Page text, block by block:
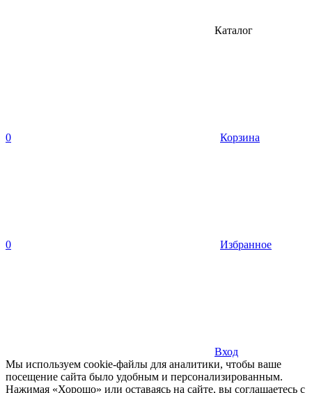
Каталог
0 Корзина
0 Избранное
Вход
Мы используем cookie-файлы для аналитики, чтобы ваше
посещение сайта было удобным и персонализированным.
Нажимая «Хорошо» или оставаясь на сайте, вы соглашаетесь с